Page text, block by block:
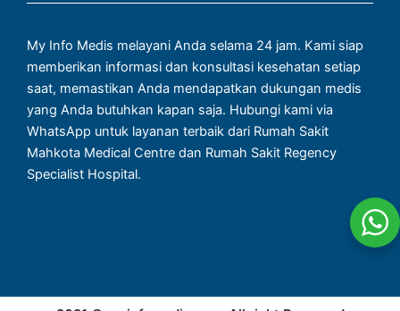
My Info Medis melayani Anda selama 24 jam. Kami siap
memberikan informasi dan konsultasi kesehatan setiap
saat, memastikan Anda mendapatkan dukungan medis
yang Anda butuhkan kapan saja. Hubungi kami via
WhatsApp untuk layanan terbaik dari Rumah Sakit
Mahkota Medical Centre dan Rumah Sakit Regency
Specialist Hospital.